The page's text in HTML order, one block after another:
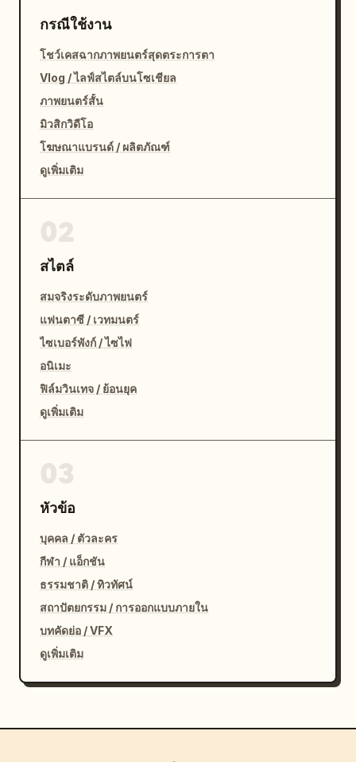
กรณีใช้งาน
โชว์เคสฉากภาพยนตร์สุดตระการตา
Vlog / ไลฟ์สไตล์บนโซเชียล
ภาพยนตร์สั้น
มิวสิกวิดีโอ
โฆษณาแบรนด์ / ผลิตภัณฑ์
ดูเพิ่มเติม
สไตล์
สมจริงระดับภาพยนตร์
แฟนตาซี / เวทมนตร์
ไซเบอร์พังก์ / ไซไฟ
อนิเมะ
ฟิล์มวินเทจ / ย้อนยุค
ดูเพิ่มเติม
หัวข้อ
บุคคล / ตัวละคร
กีฬา / แอ็กชัน
ธรรมชาติ / ทิวทัศน์
สถาปัตยกรรม / การออกแบบภายใน
บทคัดย่อ / VFX
ดูเพิ่มเติม